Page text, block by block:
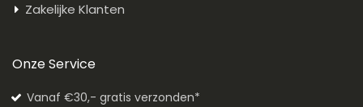
Zakelijke Klanten
Onze Service
Vanaf €30,- gratis verzonden*